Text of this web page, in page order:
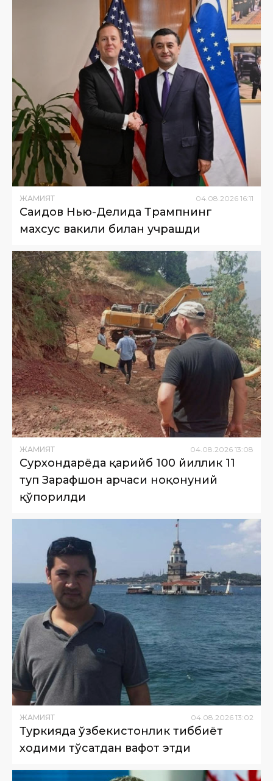
ЖАМИЯТ 04 08 2026 16:11
Саидов Нью-Деҳлида Трампнинг
махсус вакили билан учрашди
ЖАМИЯТ 04 08 2026 13:08
Сурхондарёда қарийб 100 йиллик 11
туп Зарафшон арчаси ноқонуний
қўпорилди
ЖАМИЯТ 04 08 2026 13:02
Туркияда ўзбекистонлик тиббиёт
ходими тўсатдан вафот этди